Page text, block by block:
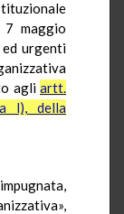
7 maggio
urgenti
agli artt.
l), della